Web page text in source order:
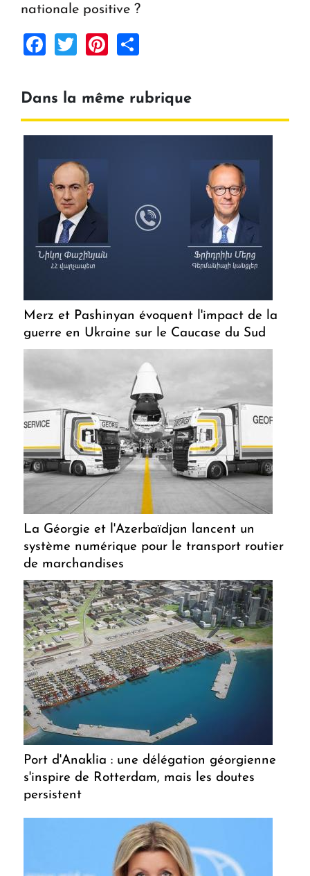
nationale positive ?
Facebook
TwitterPinterest
Dans la même rubrique
Merz et Pashinyan évoquent l'impact de la
guerre en Ukraine sur le Caucase du Sud
La Géorgie et l'Azerbaïdjan lancent un
système numérique pour le transport routier
de marchandises
Port d'Anaklia : une délégation géorgienne
s'inspire de Rotterdam, mais les doutes
persistent